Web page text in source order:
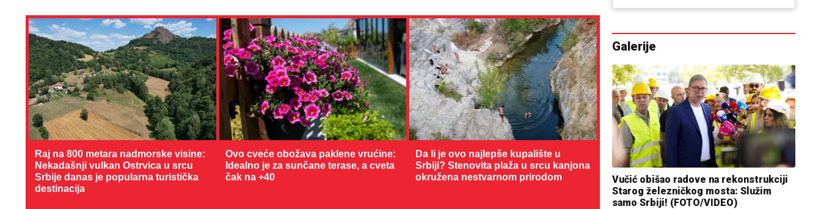
Raj na 800 metara nadmorske visine:
Nekadašnji vulkan Ostrvica u srcu
Srbije danas je popularna turistička
destinacija
Ovo cveće obožava paklene vrućine:
Idealno je za sunčane terase, a cveta
čak na +40
Da li je ovo najlepše kupalište u
Srbiji? Stenovita plaža u srcu kanjona
okružena nestvarnom prirodom
Galerije
Vučić obišao radove na rekonstrukciji
Starog železničkog mosta: Služim
samo Srbiji! (FOTO/VIDEO)